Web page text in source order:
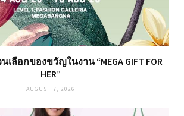
เลือกของขวัญในงาน “MEGA GIFT FOR
HER”
AUGUST 7, 2026